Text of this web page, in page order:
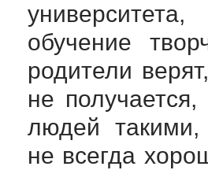
обучение
родители
не
людей
не всегда